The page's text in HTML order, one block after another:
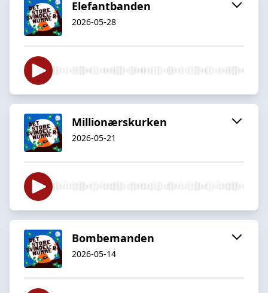
Elefantbanden
2026-05-28
Millionærskurken
2026-05-21
Bombemanden
2026-05-14